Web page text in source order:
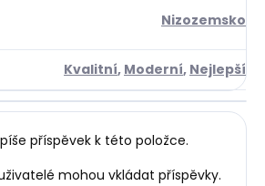
Nizozemsko
Kvalitní, Moderní, Nejlepší
příspěvek k této položce.
mohou vkládat příspěvky.